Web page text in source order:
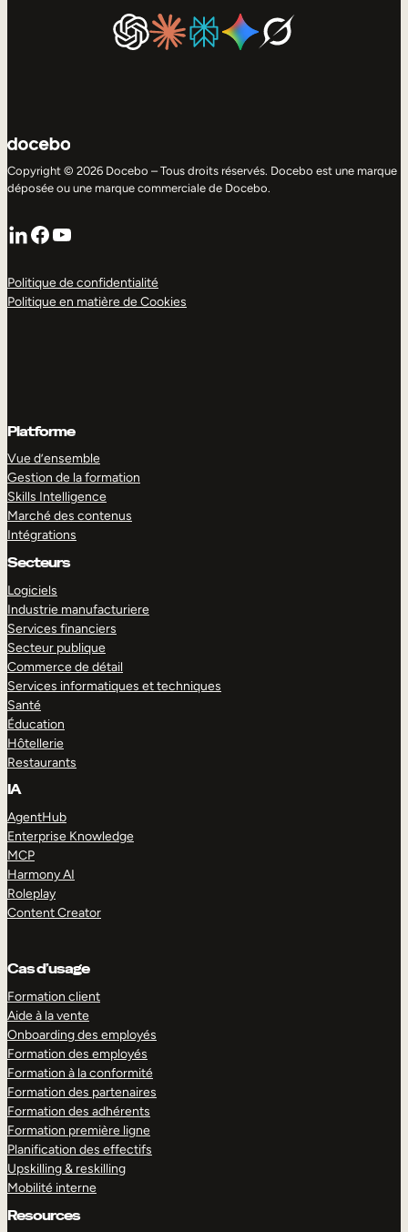
Copyright © 2026 Docebo – Tous droits réservés. Docebo est une marque
déposée ou une marque commerciale de Docebo.
LinkedIn
Facebook
YouTube
Politique de confidentialité
Politique en matière de Cookies
Platforme
Vue d’ensemble
Gestion de la formation
Skills Intelligence
Marché des contenus
Intégrations
Secteurs
Logiciels
Industrie manufacturiere
Services financiers
Secteur publique
Commerce de détail
Services informatiques et techniques
Santé
Éducation
Hôtellerie
Restaurants
IA
AgentHub
Enterprise Knowledge
MCP
Harmony AI
Roleplay
Content Creator
Cas d’usage
Formation client
Aide à la vente
Onboarding des employés
Formation des employés
Formation à la conformité
Formation des partenaires
Formation des adhérents
Formation première ligne
Planification des effectifs
Upskilling & reskilling
Mobilité interne
Resources